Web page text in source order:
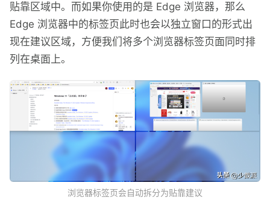
贴靠区域中。而如果你使用的是 Edge 浏览器，那么
Edge 浏览器中的标签页此时也会以独立窗口的形式出
现在建议区域，方便我们将多个浏览器标签页面同时排
列在桌面上。
浏览器标签页会自动拆分为贴靠建议